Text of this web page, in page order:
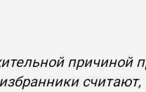
причиной
считают,